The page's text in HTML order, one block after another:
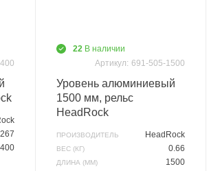
400
22 В наличии
Артикул: 691-505-1500
Уровень алюминиевый
1500 мм, рельс
HeadRock
ПРОИЗВОДИТЕЛЬ HeadRock
ВЕС (КГ) 0.66
ДЛИНА (ММ) 1500